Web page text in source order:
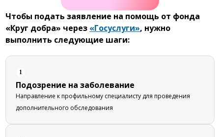
Чтобы подать заявление на помощь от фонда
«Круг добра» через «Госуслуги», нужно
выполнить следующие шаги:
1
Подозрение на заболевание
Направление к профильному специалисту для проведения
дополнительного обследования